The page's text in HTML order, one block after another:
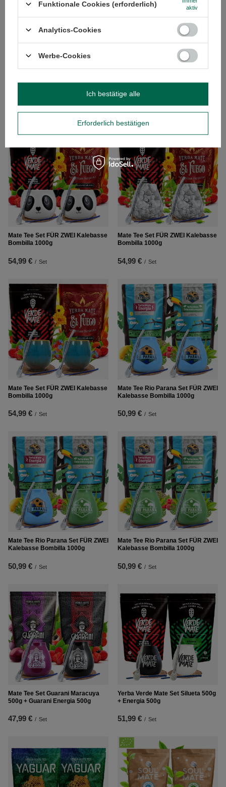
Yerba Soul Mate Energie für Zwei
55,99 €
Yerba Mate El Fuego für zwei
Bombilla POWER eingestellt
49,99 €
Mate Tee Set FÜR ZWEI Kalebasse
Bombilla 1000g
54,99 € / Set
Mate Tee Set FÜR ZWEI Kalebasse
Bombilla 1000g
54,99 € / Set
Mate Tee Set FÜR ZWEI Kalebasse
Bombilla 1000g
54,99 € / Set
Mate Tee Rio Parana Set FÜR ZWEI
Kalebasse Bombilla 1000g
50,99 € / Set
Mate Tee Rio Parana Set FÜR ZWEI
Kalebasse Bombilla 1000g
50,99 € / Set
Mate Tee Rio Parana Set FÜR ZWEI
Kalebasse Bombilla 1000g
50,99 € / Set
Mate Tee Set Guarani Maracuya
500g + Guarani Energia 500g
47,99 € / Set
Yerba Verde Mate Set Silueta 500g
+ Energia 500g
51,99 € / Set
Funktionale Cookies (erforderlich)
aktiv
Analytics-Cookies
Werbe-Cookies
Erforderlich bestätigen
Ich bestätige alle